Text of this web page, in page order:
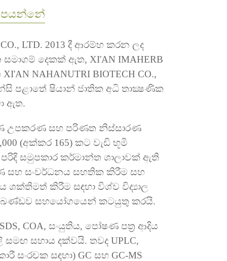
CO., LTD. 2013 දී ආරම්භ කරන ලද
දෙකක් ඇත, XI'AN IMAHERB
NAHANUTRI BIOTECH CO.,
පළාතේ ෂියාන් ජාතික අධි තාක්‍ෂණික
ඇත.
උපකරණ සහ පරිණත නිස්සාරණ
(අක්කර 165) කට වැඩි භූමි
සමුපකාර කර්මාන්ත ශාලාවක් ඇති
සහ සංවර්ධනය සහතික කිරීම සහ
ශක්තිමත් කිරීම සඳහා විශ්ව විද්‍යාල
සහයෝගයෙන් කටයුතු කරයි.
COA, සංයුතිය, පෝෂණ පත්‍ර ආදිය
සහාය දක්වයි. තවද UPLC,
සංරචක සඳහා) GC සහ GC-MS